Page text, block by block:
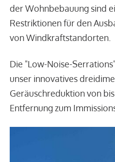
der Wohnbebauung sind
Restriktionen für den
von Windkraftstandorten.
Die "Low-Noise-
unser innovatives
Geräuschreduktion von
Entfernung zum